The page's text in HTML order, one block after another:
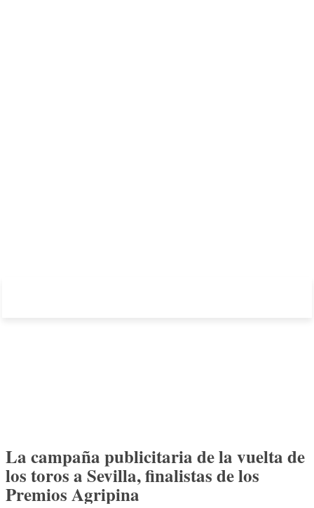
La campaña publicitaria de la vuelta de
los toros a Sevilla, finalistas de los
Premios Agripina